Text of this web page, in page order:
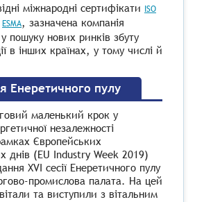
міжнародні сертифікати ІSO
ESMA, зазначена компанія
пошуку нових ринків збуту
в інших країнах, у тому числі й
Енеретичного пулу
маленький крок у
незалежності
Європейських
днів (EU Industry Week 2019)
XVI сесії Енеретичного пулу
промислова палата. На цей
та виступили з вітальним